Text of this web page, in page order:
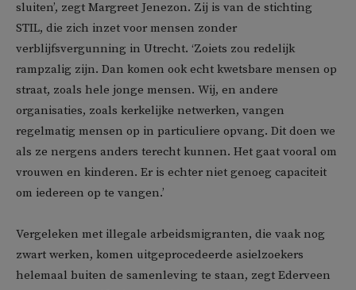
sluiten’, zegt Margreet Jenezon. Zij is van de stichting
STIL, die zich inzet voor mensen zonder
verblijfsvergunning in Utrecht. ‘Zoiets zou redelijk
rampzalig zijn. Dan komen ook echt kwetsbare mensen op
straat, zoals hele jonge mensen. Wij, en andere
organisaties, zoals kerkelijke netwerken, vangen
regelmatig mensen op in particuliere opvang. Dit doen we
als ze nergens anders terecht kunnen. Het gaat vooral om
vrouwen en kinderen. Er is echter niet genoeg capaciteit
om iedereen op te vangen.’
Vergeleken met illegale arbeidsmigranten, die vaak nog
zwart werken, komen uitgeprocedeerde asielzoekers
helemaal buiten de samenleving te staan, zegt Ederveen